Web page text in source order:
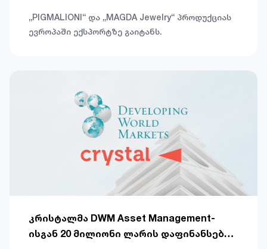
„PIGMALIONI“ და „MAGDA Jewelry“ პროდუქციას
ევროპაში ექსპორტზე გაიტანს.
კრისტალმა DWM Asset Management-
ისგან 20 მილიონი ლარის დაფინანსება